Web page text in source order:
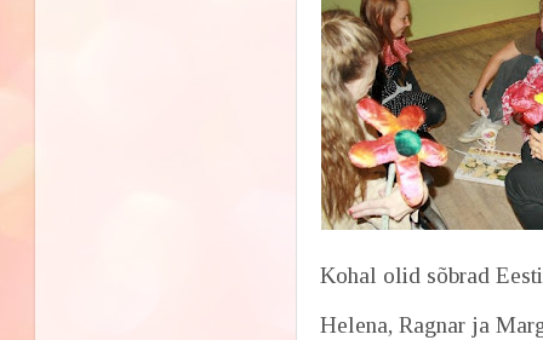
Kohal olid sõbrad
Helena, Ragnar ja